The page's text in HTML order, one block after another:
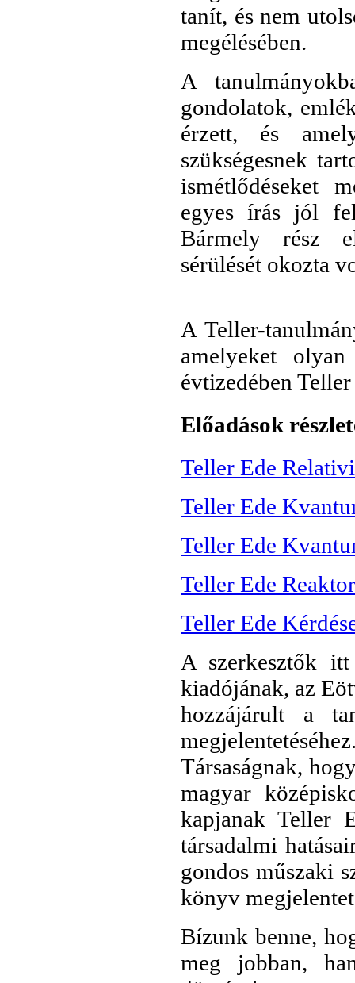
tanít, és nem
megélésében.
A
gondolatok,
érzett, és
szükségesnek
ismétlődéseket
egyes írás jól
Bármely rész
sérülését okozta
A Teller-
amelyeket
évtizedében
Előadások
Teller Ede
Teller Ede
Teller Ede
Teller Ede
Teller Ede
A szerkesztők
kiadójának, az
hozzájárult a
Társaságnak,
magyar
kapjanak Teller
társadalmi
gondos műszaki
könyv
Bízunk benne,
meg jobban,